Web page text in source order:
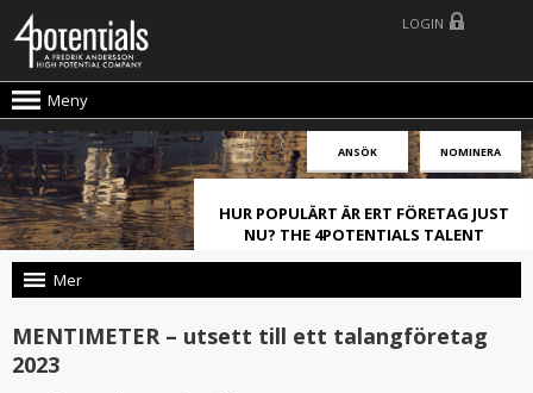
Meny
LOGIN
ANSÖK NOMINERA
HUR POPULÄRT ÄR ERT FÖRETAG JUST
NU? THE 4POTENTIALS TALENT
Mer
MENTIMETER – utsett till ett talangföretag
2023